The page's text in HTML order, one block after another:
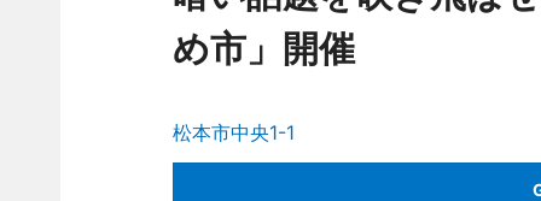
め市」開催
松本市中央1-1